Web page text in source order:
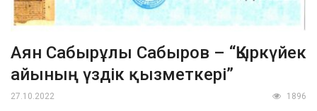
Аян Сабырұлы Сабыров – “Қыркүйек
айының үздік қызметкері”
27.10.2022 1896